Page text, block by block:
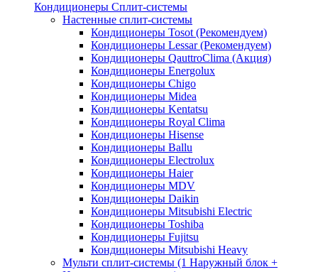
Кондиционеры Сплит-системы
Настенные сплит-системы
Кондиционеры Tosot (Рекомендуем)
Кондиционеры Lessar (Рекомендуем)
Кондиционеры QauttroClima (Акция)
Кондиционеры Energolux
Кондиционеры Chigo
Кондиционеры Midea
Кондиционеры Kentatsu
Кондиционеры Royal Clima
Кондиционеры Hisense
Кондиционеры Ballu
Кондиционеры Electrolux
Кондиционеры Haier
Кондиционеры MDV
Кондиционеры Daikin
Кондиционеры Mitsubishi Electric
Кондиционеры Toshiba
Кондиционеры Fujitsu
Кондиционеры Mitsubishi Heavy
Мульти сплит-системы (1 Наружный блок +